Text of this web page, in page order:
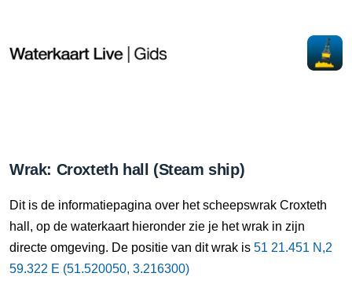
Wrak: Croxteth hall (Steam ship)
Dit is de informatiepagina over het scheepswrak Croxteth
hall, op de waterkaart hieronder zie je het wrak in zijn
directe omgeving. De positie van dit wrak is 51 21.451 N,2
59.322 E (51.520050, 3.216300)